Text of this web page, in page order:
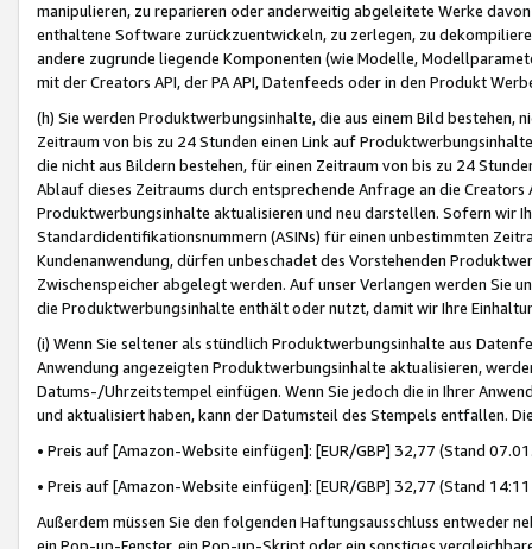
manipulieren, zu reparieren oder anderweitig abgeleitete Werke
enthaltene Software zurückzuentwickeln, zu zerlegen, zu
andere zugrunde liegende Komponenten (wie Modelle,
mit der Creators API, der PA API, Datenfeeds oder in den Produkt
(h) Sie werden Produktwerbungsinhalte, die aus einem Bild bestehen,
Zeitraum von bis zu 24 Stunden einen Link auf
die nicht aus Bildern bestehen, für einen Zeitraum von bis zu 24
Ablauf dieses Zeitraums durch entsprechende Anfrage an die
Produktwerbungsinhalte aktualisieren und neu darstellen. Sofern wir
Standardidentifikationsnummern (ASINs) für einen unbestimmten
Kundenanwendung, dürfen unbeschadet des Vorstehenden
Zwischenspeicher abgelegt werden. Auf unser Verlangen werden Sie
die Produktwerbungsinhalte enthält oder nutzt, damit wir Ihre
(i) Wenn Sie seltener als stündlich Produktwerbungsinhalte aus
Anwendung angezeigten Produktwerbungsinhalte aktualisieren,
Datums-/Uhrzeitstempel einfügen. Wenn Sie jedoch die in Ihrer
und aktualisiert haben, kann der Datumsteil des Stempels entfallen.
• Preis auf [Amazon-Website einfügen]: [EUR/GBP] 32,77 (Stand
• Preis auf [Amazon-Website einfügen]: [EUR/GBP] 32,77 (Stand
Außerdem müssen Sie den folgenden Haftungsausschluss entweder
ein Pop-up-Fenster, ein Pop-up-Skript oder ein sonstiges